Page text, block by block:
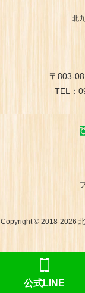
北
〒803-
TEL：
Copyright © 2018-2026
公式LINE